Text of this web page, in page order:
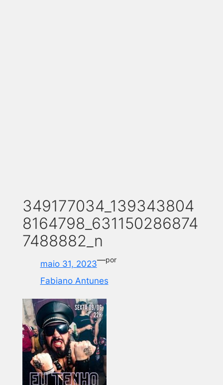
349177034_139343804
8164798_631150286874
7488882_n
maio 31, 2023—por
Fabiano Antunes